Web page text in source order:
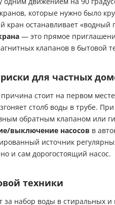
движением на 90
которые нужно было
останавливает «водный
— это прямое
клапанов в бытовой
для частных
стоит на первом
столб воды в трубе.
обратным клапаном или
выключение насосов в
источник
и сам дорогостоящий насос.
техники
набор воды в стиральных и